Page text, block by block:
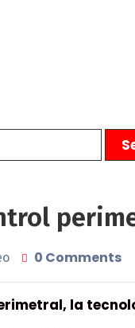
0 Comments
la